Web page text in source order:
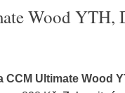
Wood YTH,
CCM Ultimate Wood